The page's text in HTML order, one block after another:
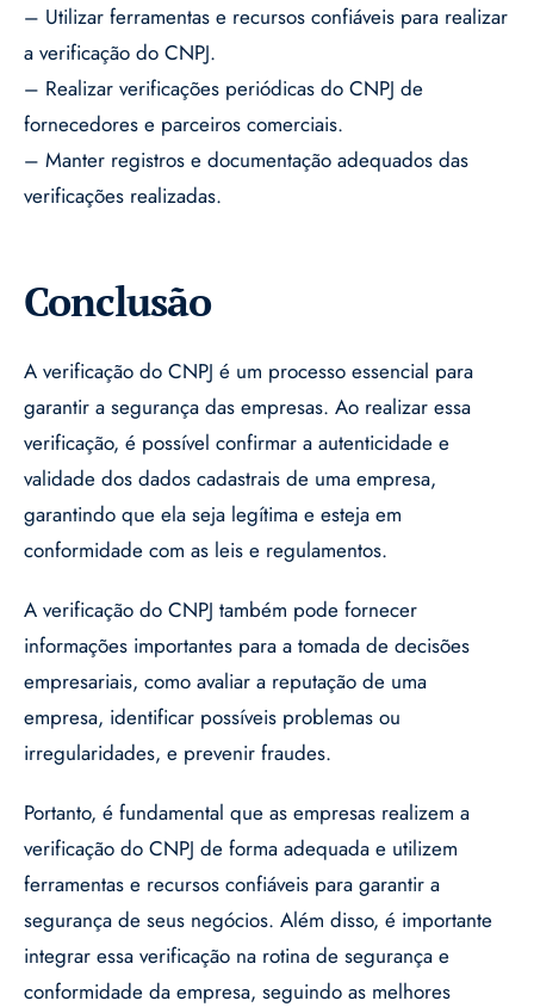
– Utilizar ferramentas e recursos confiáveis para realizar
a verificação do CNPJ.
– Realizar verificações periódicas do CNPJ de
fornecedores e parceiros comerciais.
– Manter registros e documentação adequados das
verificações realizadas.
Conclusão
A verificação do CNPJ é um processo essencial para
garantir a segurança das empresas. Ao realizar essa
verificação, é possível confirmar a autenticidade e
validade dos dados cadastrais de uma empresa,
garantindo que ela seja legítima e esteja em
conformidade com as leis e regulamentos.
A verificação do CNPJ também pode fornecer
informações importantes para a tomada de decisões
empresariais, como avaliar a reputação de uma
empresa, identificar possíveis problemas ou
irregularidades, e prevenir fraudes.
Portanto, é fundamental que as empresas realizem a
verificação do CNPJ de forma adequada e utilizem
ferramentas e recursos confiáveis para garantir a
segurança de seus negócios. Além disso, é importante
integrar essa verificação na rotina de segurança e
conformidade da empresa, seguindo as melhores